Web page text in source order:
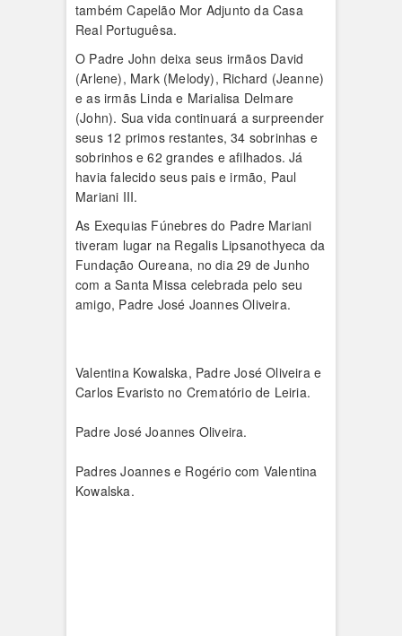
também Capelão Mor Adjunto da Casa
Real Portuguêsa.
O Padre John deixa seus irmãos David
(Arlene), Mark (Melody), Richard (Jeanne)
e as irmãs Linda e Marialisa Delmare
(John). Sua vida continuará a surpreender
seus 12 primos restantes, 34 sobrinhas e
sobrinhos e 62 grandes e afilhados. Já
havia falecido seus pais e irmão, Paul
Mariani III.
As Exequias Fúnebres do Padre Mariani
tiveram lugar na Regalis Lipsanothyeca da
Fundação Oureana, no dia 29 de Junho
com a Santa Missa celebrada pelo seu
amigo, Padre José Joannes Oliveira.
Valentina Kowalska, Padre José Oliveira e
Carlos Evaristo no Crematório de Leiria.
Padre José Joannes Oliveira.
Padres Joannes e Rogério com Valentina
Kowalska.